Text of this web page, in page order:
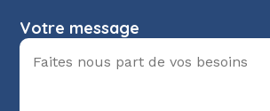
Votre message